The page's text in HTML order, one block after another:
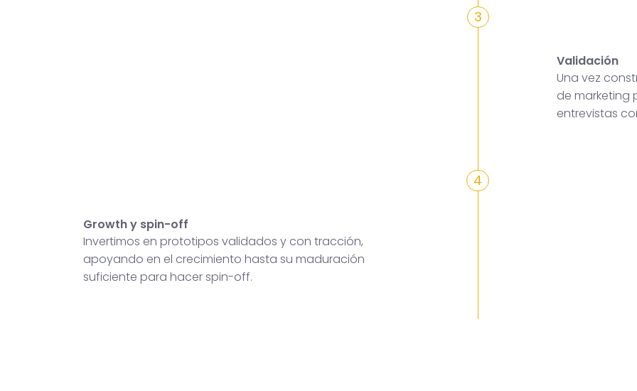
3
Validación
Una vez
de marketing
entrevistas
Growth y spin-off
Invertimos en prototipos validados y con tracción,
apoyando en el crecimiento hasta su maduración
suficiente para hacer spin-off.
4